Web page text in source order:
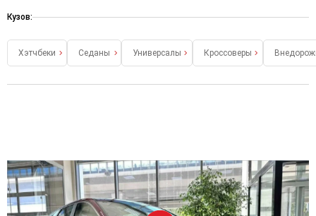
Кузов:
Хэтчбеки Седаны Универсалы Кроссоверы